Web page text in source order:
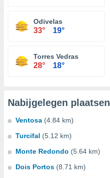
Odivelas
33° 19°
Torres Vedras
28° 18°
Nabijgelegen plaatsen
Ventosa (4.84 km)
Turcifal (5.12 km)
Monte Redondo (5.64 km)
Dois Portos (8.71 km)